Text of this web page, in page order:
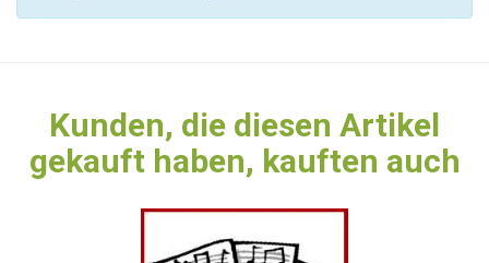
Kunden, die diesen Artikel
gekauft haben, kauften auch